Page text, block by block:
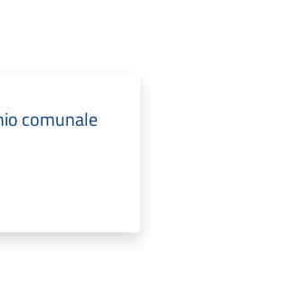
comunale